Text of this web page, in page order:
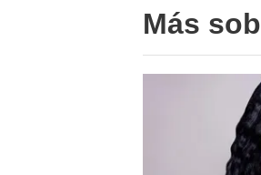
Más